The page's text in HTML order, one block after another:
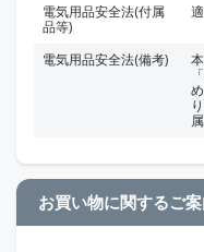
電気用品安全法(付属
品等)
電気用品安全法(備考)
お買い物に関するご